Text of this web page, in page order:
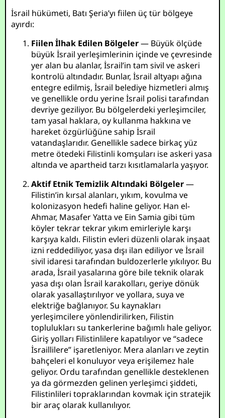
İsrail hükümeti, Batı Şeria’yı fiilen üç tür bölgeye
ayırdı:
Fiilen İlhak Edilen Bölgeler— Büyük ölçüde
büyük İsrail yerleşimlerinin içinde ve çevresinde
yer alan bu alanlar, İsrail’in tam sivil ve askeri
kontrolü altındadır. Bunlar, İsrail altyapı ağına
entegre edilmiş, İsrail belediye hizmetleri almış
ve genellikle ordu yerine İsrail polisi tarafından
devriye geziliyor. Bu bölgelerdeki yerleşimciler,
tam yasal haklara, oy kullanma hakkına ve
hareket özgürlüğüne sahip İsrail
vatandaşlarıdır. Genellikle sadece birkaç yüz
metre ötedeki Filistinli komşuları ise askeri yasa
altında ve apartheid tarzı kısıtlamalarla yaşıyor.
Aktif Etnik Temizlik Altındaki Bölgeler—
Filistin’in kırsal alanları, yıkım, kovulma ve
kolonizasyon hedefi haline geliyor. Han el-
Ahmar, Masafer Yatta ve Ein Samia gibi tüm
köyler tekrar tekrar yıkım emirleriyle karşı
karşıya kaldı. Filistin evleri düzenli olarak inşaat
izni reddediliyor, yasa dışı ilan ediliyor ve İsrail
sivil idaresi tarafından buldozerlerle yıkılıyor. Bu
arada, İsrail yasalarına göre bile teknik olarak
yasa dışı olan İsrail karakolları, geriye dönük
olarak yasallaştırılıyor ve yollara, suya ve
elektriğe bağlanıyor. Su kaynakları
yerleşimcilere yönlendirilirken, Filistin
toplulukları su tankerlerine bağımlı hale geliyor.
Giriş yolları Filistinlilere kapatılıyor ve “sadece
İsraillilere” işaretleniyor. Mera alanları ve zeytin
bahçeleri el konuluyor veya erişilemez hale
geliyor. Ordu tarafından genellikle desteklenen
ya da görmezden gelinen yerleşimci şiddeti,
Filistinlileri topraklarından kovmak için stratejik
bir araç olarak kullanılıyor.